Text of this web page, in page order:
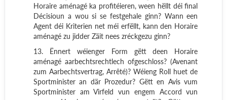
Horaire aménagé ka profitéieren, ween hëllt déi final
Décisioun a wou si se festgehale ginn? Wann een
Agent déi Kriterien net méi erfëllt, kann den Horaire
aménagé zu jidder Zäit nees zréckgezu ginn?
13. Ënnert wéienger Form gëtt deen Horaire
aménagé aarbechtsrechtlech ofgeschloss? (Avenant
zum Aarbechtsvertrag, Arrêté)? Wéieng Roll huet de
Sportminister an där Prozedur? Gëtt en Avis vum
Sportminister am Virfeld vun engem Accord vun